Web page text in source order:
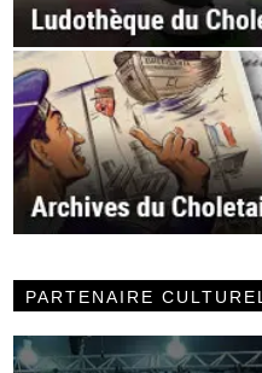
PARTENAIRE CULTUREL